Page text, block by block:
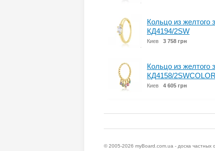
Кольцо из желтого
КД4194/2SW
Киев 3 758 грн
Кольцо из желтого
КД4158/2SWCOLOR
Киев 4 605 грн
© 2005-2026 myBoard.com.ua - доска частных